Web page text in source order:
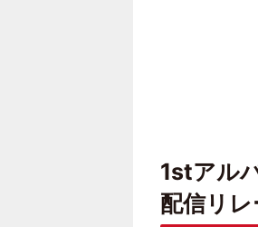
1stアル
配信リレ